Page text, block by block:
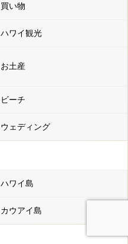
買い物
ハワイ観光
お土産
ビーチ
ウェディング
ハワイ島
カウアイ島